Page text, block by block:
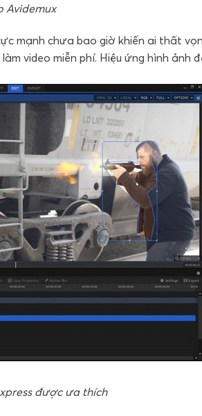
Avidemux
mạnh chưa bao giờ khiến ai thất
video miễn phí. Hiệu ứng hình ảnh
được ưa thích